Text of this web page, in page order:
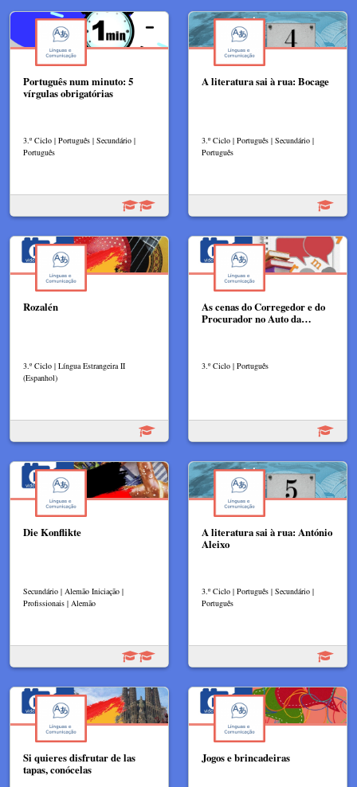
Português num minuto: 5
vírgulas obrigatórias
3.º Ciclo | Português | Secundário |
Português
A literatura sai à rua: Bocage
3.º Ciclo | Português | Secundário |
Português
Rozalén
3.º Ciclo | Língua Estrangeira II
(Espanhol)
As cenas do Corregedor e do
Procurador no Auto da…
3.º Ciclo | Português
Die Konflikte
Secundário | Alemão Iniciação |
Profissionais | Alemão
A literatura sai à rua: António
Aleixo
3.º Ciclo | Português | Secundário |
Português
Si quieres disfrutar de las
tapas, conócelas
Jogos e brincadeiras